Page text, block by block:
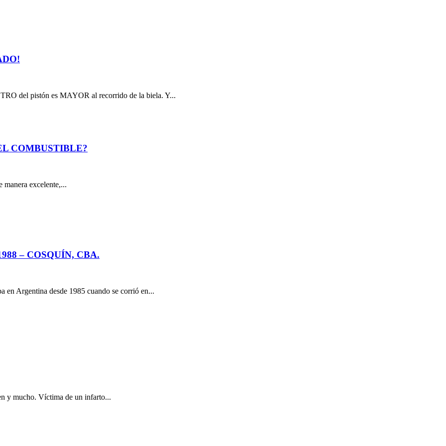
del pistón es MAYOR al recorrido de la biela. Y...
COMBUSTIBLE?
excelente,...
– COSQUÍN, CBA.
en Argentina desde 1985 cuando se corrió en...
y mucho. Víctima de un infarto...